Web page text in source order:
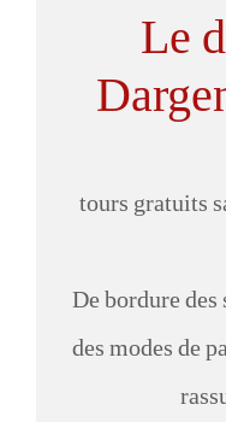
Le
De bordure
des modes de